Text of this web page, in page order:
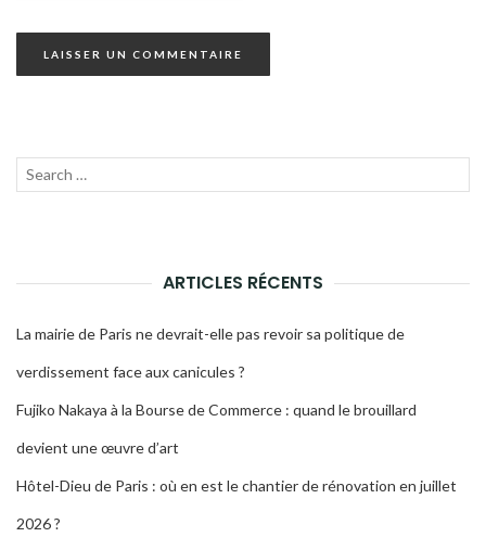
Recherche
ARTICLES RÉCENTS
La mairie de Paris ne devrait-elle pas revoir sa politique de
verdissement face aux canicules ?
Fujiko Nakaya à la Bourse de Commerce : quand le brouillard
devient une œuvre d’art
Hôtel-Dieu de Paris : où en est le chantier de rénovation en juillet
2026 ?